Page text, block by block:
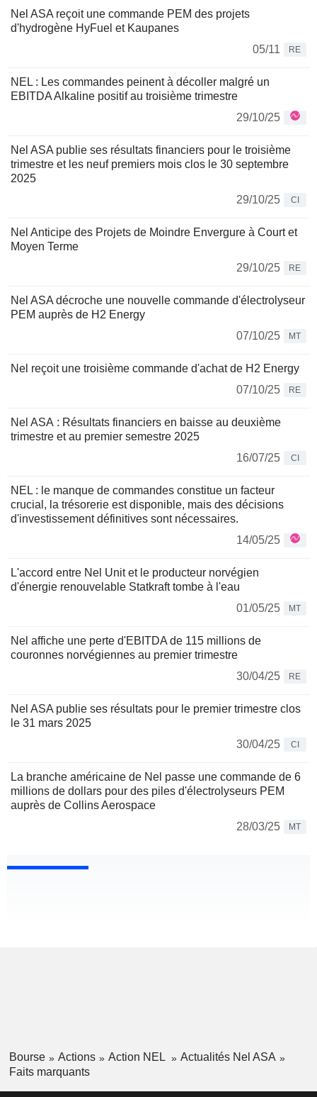
Nel ASA reçoit une commande PEM des projets
d'hydrogène HyFuel et Kaupanes
05/11
RE
NEL : Les commandes peinent à décoller malgré un
EBITDA Alkaline positif au troisième trimestre
29/10/25
Nel ASA publie ses résultats financiers pour le troisième
trimestre et les neuf premiers mois clos le 30 septembre
2025
29/10/25
CI
Nel Anticipe des Projets de Moindre Envergure à Court et
Moyen Terme
29/10/25
RE
Nel ASA décroche une nouvelle commande d'électrolyseur
PEM auprès de H2 Energy
07/10/25
MT
Nel reçoit une troisième commande d'achat de H2 Energy
07/10/25
RE
Nel ASA : Résultats financiers en baisse au deuxième
trimestre et au premier semestre 2025
16/07/25
CI
NEL : le manque de commandes constitue un facteur
crucial, la trésorerie est disponible, mais des décisions
d'investissement définitives sont nécessaires.
14/05/25
L'accord entre Nel Unit et le producteur norvégien
d'énergie renouvelable Statkraft tombe à l'eau
01/05/25
MT
Nel affiche une perte d'EBITDA de 115 millions de
couronnes norvégiennes au premier trimestre
30/04/25
RE
Nel ASA publie ses résultats pour le premier trimestre clos
le 31 mars 2025
30/04/25
CI
La branche américaine de Nel passe une commande de 6
millions de dollars pour des piles d'électrolyseurs PEM
auprès de Collins Aerospace
28/03/25
MT
Bourse Actions Action NEL
Actualités Nel ASA
Faits marquants